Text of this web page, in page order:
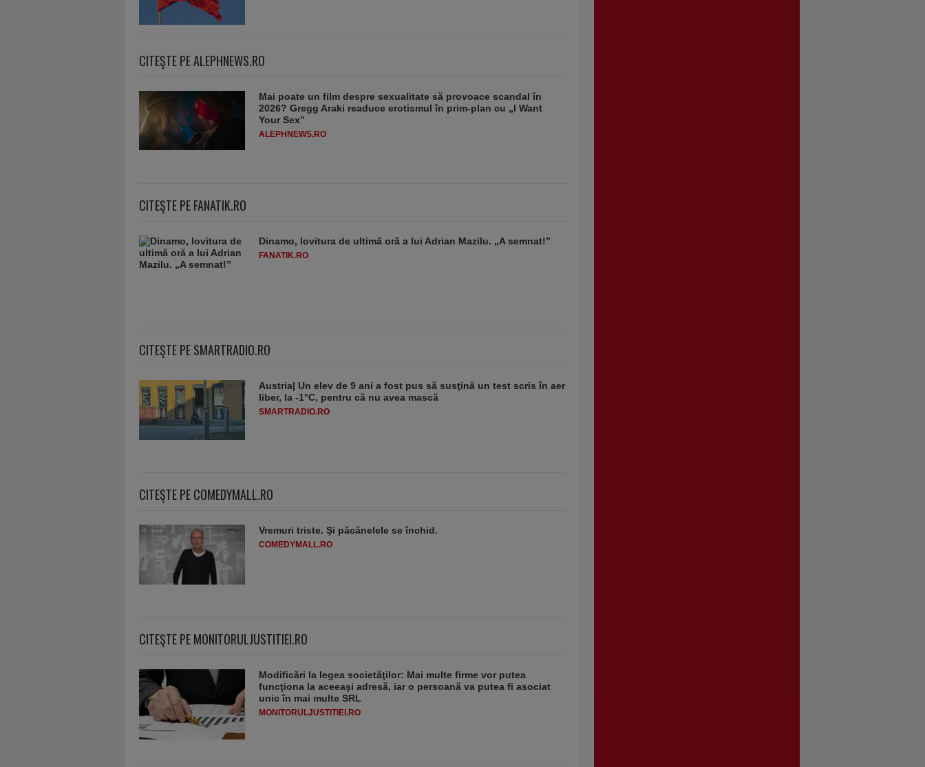
CITEŞTE PE ALEPHNEWS.RO
Mai poate un film despre sexualitate să provoace scandal în
2026? Gregg Araki readuce erotismul în prim-plan cu „I Want
Your Sex”
ALEPHNEWS.RO
CITEŞTE PE FANATIK.RO
Dinamo, lovitura de ultimă oră a lui Adrian Mazilu. „A semnat!”
FANATIK.RO
CITEŞTE PE SMARTRADIO.RO
Austria| Un elev de 9 ani a fost pus să susţină un test scris în aer
liber, la -1°C, pentru că nu avea mască
SMARTRADIO.RO
CITEŞTE PE COMEDYMALL.RO
Vremuri triste. Şi păcănelele se închid.
COMEDYMALL.RO
CITEŞTE PE MONITORULJUSTITIEI.RO
Modificări la legea societăţilor: Mai multe firme vor putea
funcţiona la aceeaşi adresă, iar o persoană va putea fi asociat
unic în mai multe SRL
MONITORULJUSTITIEI.RO